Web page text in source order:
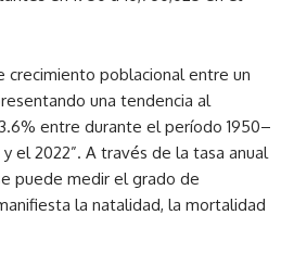
crecimiento poblacional entre un
una tendencia al
entre durante el período 1950–
y el 2022”. A través de la tasa anual
puede medir el grado de
la natalidad, la mortalidad